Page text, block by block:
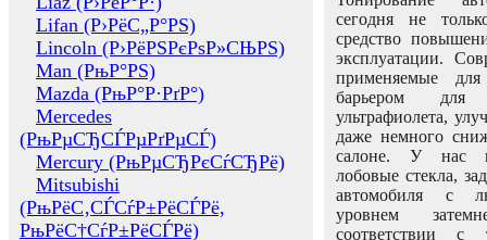
Lifan (Р›РёС„Р°РЅ)
Lincoln (Р›РёРЅРєРѕР»СЊРЅ)
Man (РњР°РЅ)
Mazda (РњР°Р·РґР°)
Mercedes
(РњРµСЂСЃРµРґРµСЃ)
Mercury (РњРµСЂРєСѓСЂРё)
Mitsubishi
(РњРёС‚СЃСѓР±РёСЃРё,
РњРёС†СѓР±РёСЃРё)
сегодня не
средство
эксплуатации.
применяемые
барьером для
ультрафиолета,
даже немного
салоне. У нас
лобовые стекла,
автомобиля с
уровнем
соответствии с